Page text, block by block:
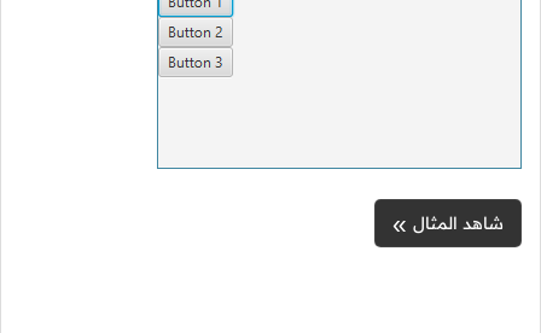
شاهد المثال